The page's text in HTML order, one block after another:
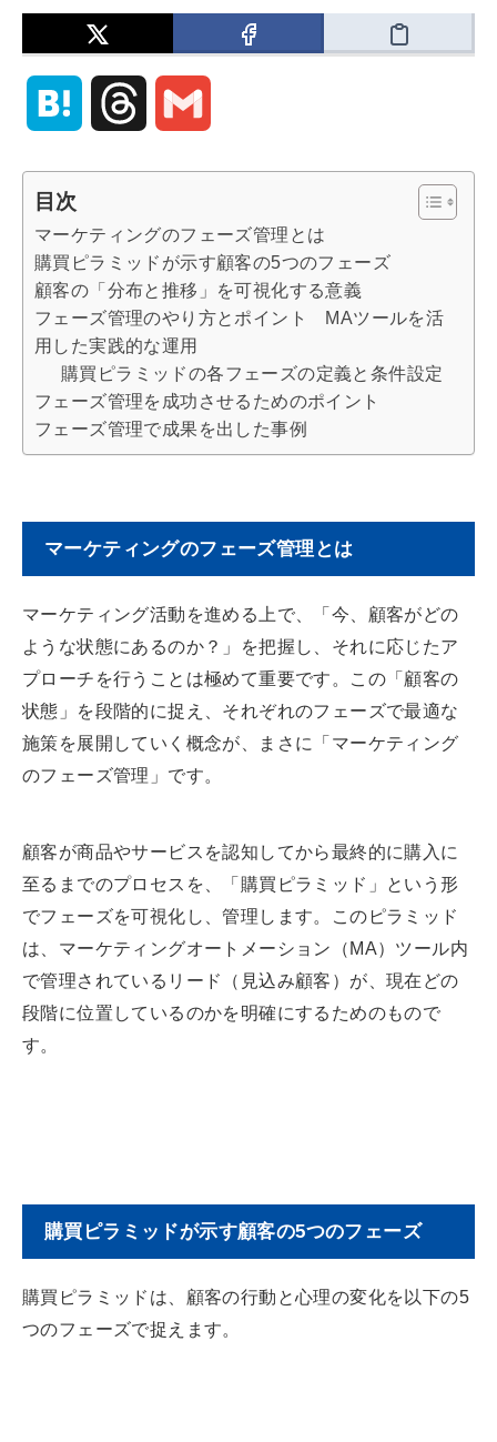
e
n
a
e
a
d
s
l
目次
マーケティングのフェーズ管理とは
購買ピラミッドが示す顧客の5つのフェーズ
顧客の「分布と推移」を可視化する意義
フェーズ管理のやり方とポイント MAツールを活
用した実践的な運用
購買ピラミッドの各フェーズの定義と条件設定
フェーズ管理を成功させるためのポイント
フェーズ管理で成果を出した事例
マーケティングのフェーズ管理とは
マーケティング活動を進める上で、「今、顧客がどの
ような状態にあるのか？」を把握し、それに応じたア
プローチを行うことは極めて重要です。この「顧客の
状態」を段階的に捉え、それぞれのフェーズで最適な
施策を展開していく概念が、まさに「マーケティング
のフェーズ管理」です。
顧客が商品やサービスを認知してから最終的に購入に
至るまでのプロセスを、「購買ピラミッド」という形
でフェーズを可視化し、管理します。このピラミッド
は、マーケティングオートメーション（MA）ツール内
で管理されているリード（見込み顧客）が、現在どの
段階に位置しているのかを明確にするためのもので
す。
購買ピラミッドが示す顧客の5つのフェーズ
購買ピラミッドは、顧客の行動と心理の変化を以下の5
つのフェーズで捉えます。